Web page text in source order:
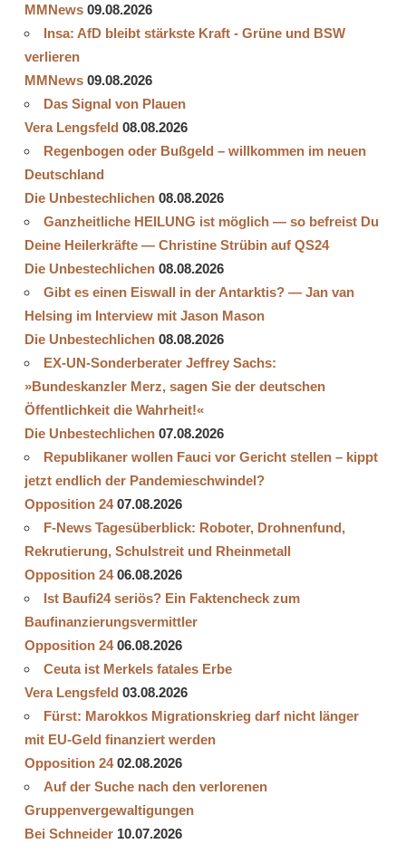
MMNews 09.08.2026
Insa: AfD bleibt stärkste Kraft - Grüne und BSW
verlieren
MMNews 09.08.2026
Das Signal von Plauen
Vera Lengsfeld 08.08.2026
Regenbogen oder Bußgeld – willkommen im neuen
Deutschland
Die Unbestechlichen 08.08.2026
Ganzheitliche HEILUNG ist möglich — so befreist Du
Deine Heilerkräfte — Christine Strübin auf QS24
Die Unbestechlichen 08.08.2026
Gibt es einen Eiswall in der Antarktis? — Jan van
Helsing im Interview mit Jason Mason
Die Unbestechlichen 08.08.2026
EX-UN-Sonderberater Jeffrey Sachs:
»Bundeskanzler Merz, sagen Sie der deutschen
Öffentlichkeit die Wahrheit!«
Die Unbestechlichen 07.08.2026
Republikaner wollen Fauci vor Gericht stellen – kippt
jetzt endlich der Pandemieschwindel?
Opposition 24 07.08.2026
F-News Tagesüberblick: Roboter, Drohnenfund,
Rekrutierung, Schulstreit und Rheinmetall
Opposition 24 06.08.2026
Ist Baufi24 seriös? Ein Faktencheck zum
Baufinanzierungsvermittler
Opposition 24 06.08.2026
Ceuta ist Merkels fatales Erbe
Vera Lengsfeld 03.08.2026
Fürst: Marokkos Migrationskrieg darf nicht länger
mit EU-Geld finanziert werden
Opposition 24 02.08.2026
Auf der Suche nach den verlorenen
Gruppenvergewaltigungen
Bei Schneider 10.07.2026